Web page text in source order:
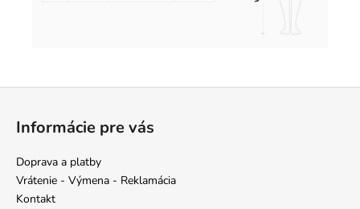
Informácie pre vás
Doprava a platby
Vrátenie - Výmena - Reklamácia
Kontakt